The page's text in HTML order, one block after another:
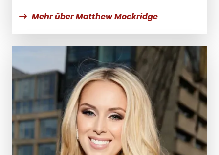
Mehr über Matthew Mockridge